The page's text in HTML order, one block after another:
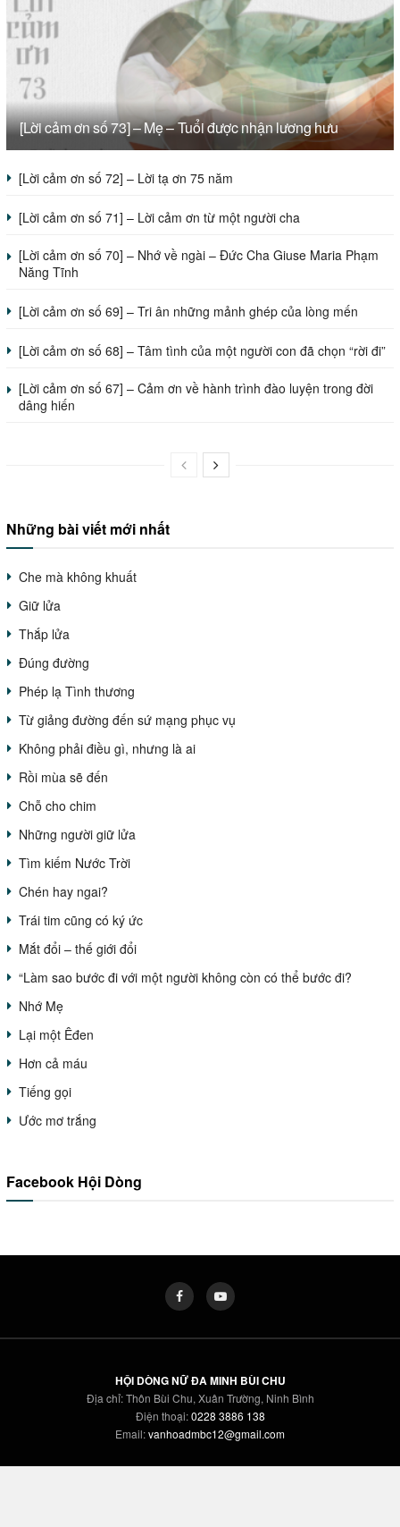
[Lời cảm ơn số 73] – Mẹ – Tuổi được nhận lương hưu
[Lời cảm ơn số 72] – Lời tạ ơn 75 năm
[Lời cảm ơn số 71] – Lời cảm ơn từ một người cha
[Lời cảm ơn số 70] – Nhớ về ngài – Đức Cha Giuse Maria Phạm
Năng Tĩnh
[Lời cảm ơn số 69] – Tri ân những mảnh ghép của lòng mến
[Lời cảm ơn số 68] – Tâm tình của một người con đã chọn “rời đi”
[Lời cảm ơn số 67] – Cảm ơn về hành trình đào luyện trong đời
dâng hiến
Những bài viết mới nhất
Che mà không khuất
Giữ lửa
Thắp lửa
Đúng đường
Phép lạ Tình thương
Từ giảng đường đến sứ mạng phục vụ
Không phải điều gì, nhưng là ai
Rồi mùa sẽ đến
Chỗ cho chim
Những người giữ lửa
Tìm kiếm Nước Trời
Chén hay ngai?
Trái tim cũng có ký ức
Mắt đổi – thế giới đổi
“Làm sao bước đi với một người không còn có thể bước đi?
Nhớ Mẹ
Lại một Êđen
Hơn cả máu
Tiếng gọi
Ước mơ trắng
Facebook Hội Dòng
HỘI DÒNG NỮ ĐA MINH BÙI CHU
Địa chỉ: Thôn Bùi Chu, Xuân Trường, Ninh Bình
Điện thoại:0228 3886 138
Email:vanhoadmbc12@gmail.com